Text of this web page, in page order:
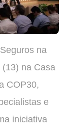
na
(13) na Casa
COP30,
e
iniciativa